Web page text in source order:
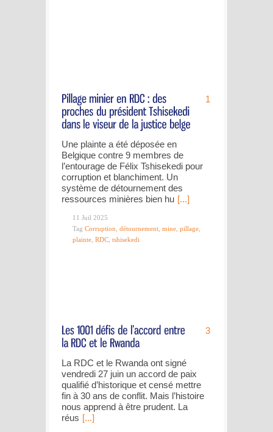
1
Une plainte a été déposée en
Belgique contre 9 membres de
l’entourage de Félix Tshisekedi pour
corruption et blanchiment. Un
système de détournement des
ressources minières bien hu [...]
11 Juil 2025
Tag Corruption, détournement, mine, pillage,
plainte, RDC, tshisekedi
3
La RDC et le Rwanda ont signé
vendredi 27 juin un accord de paix
qualifié d’historique et censé mettre
fin à 30 ans de conflit. Mais l’histoire
nous apprend à être prudent. La
réus [...]